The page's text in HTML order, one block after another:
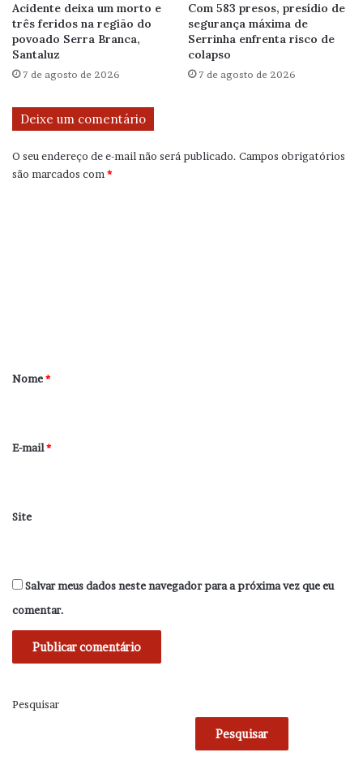
Acidente deixa um morto e
três feridos na região do
povoado Serra Branca,
Santaluz
7 de agosto de 2026
Com 583 presos, presídio de
segurança máxima de
Serrinha enfrenta risco de
colapso
7 de agosto de 2026
Deixe um comentário
O seu endereço de e-mail não será publicado. Campos obrigatórios
são marcados com*
r
*
Nome*
E-mail*
Site
Salvar meus dados neste navegador para a próxima vez que eu
comentar.
Pesquisar
Pesquisar